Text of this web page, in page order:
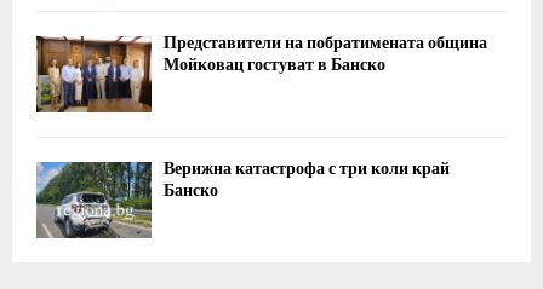
Представители на побратимената община
Мойковац гостуват в Банско
Верижна катастрофа с три коли край
Банско